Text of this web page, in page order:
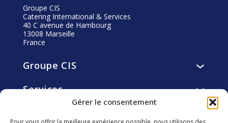
Gérer le consentement
Groupe CIS
Catering International & Services
40 C avenue de Hambourg
13008 Marseille
France
Groupe CIS
Vision, mission, valeurs
Gouvernance
Services
Services de restauration